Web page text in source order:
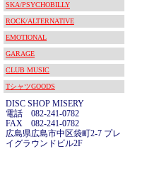
SKA/PSYCHOBILLY
ROCK/ALTERNATIVE
EMOTIONAL
GARAGE
CLUB MUSIC
TシャツGOODS
DISC SHOP MISERY
電話 082-241-0782
FAX 082-241-0782
広島県広島市中区袋町2-7 プレ
イグラウンドビル2F